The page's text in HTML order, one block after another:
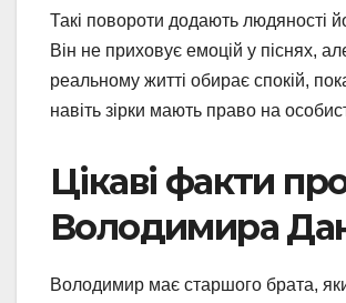
Такі повороти додають людяності
Він не приховує емоцій у піснях,
реальному житті обирає спокій,
навіть зірки мають право на
Цікаві факти
Володимира
Володимир має старшого брата,